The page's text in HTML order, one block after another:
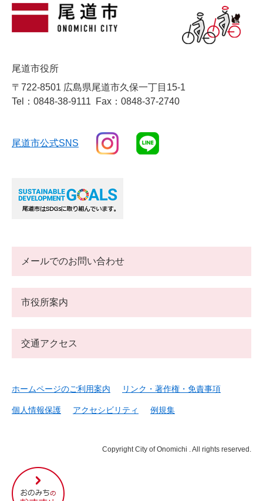
尾
道
市
尾道市役所
〒722-8501 広島県尾道市久保一丁目15-1
Tel：0848-38-9111
Fax：0848-37-2740
尾道市公式SNS
メールでのお問い合わせ
市役所案内
交通アクセス
ホームページのご利用案内 リンク・著作権・免責事項
個人情報保護 アクセシビリティ 例規集
Copyright City of Onomichi . All rights reserved.